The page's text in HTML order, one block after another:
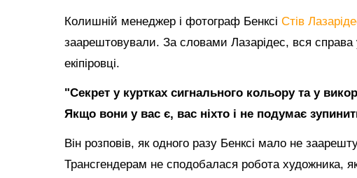
Колишній менеджер і фотограф Бенксі Стів
заарештовували. За словами Лазарідес, вся справа
екіпіровці.
"Секрет у куртках сигнального кольору та у
Якщо вони у вас є, вас ніхто і не подумає
Він розповів, як одного разу Бенксі мало не
Трансгендерам не сподобалася робота художника,